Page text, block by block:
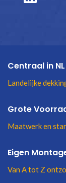
Centraal in NL
Landelijke
Grote
Maatwerk en
Eigen
Van A tot Z